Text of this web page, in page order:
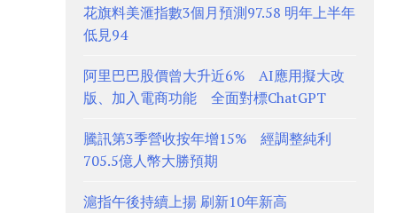
花旗料美滙指數3個月預測97.58 明年上半年
低見94
阿里巴巴股價曾大升近6% AI應用擬大改
版、加入電商功能 全面對標ChatGPT
騰訊第3季營收按年增15% 經調整純利
705.5億人幣大勝預期
滬指午後持續上揚 刷新10年新高